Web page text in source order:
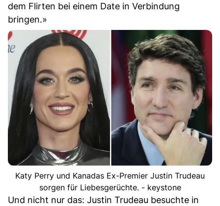
dem Flirten bei einem Date in Verbindung
bringen.»
Katy Perry und Kanadas Ex-Premier Justin Trudeau
sorgen für Liebesgerüchte. - keystone
Und nicht nur das: Justin Trudeau besuchte in